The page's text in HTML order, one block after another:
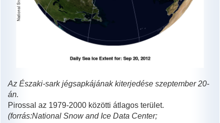
Az Északi-sark jégsapkájának kiterjedése szeptember 20-
án.
Pirossal az 1979-2000 közötti átlagos terület.
(forrás:National Snow and Ice Data Center;